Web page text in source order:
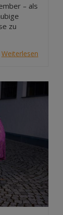
– als
zu
Weiterlesen